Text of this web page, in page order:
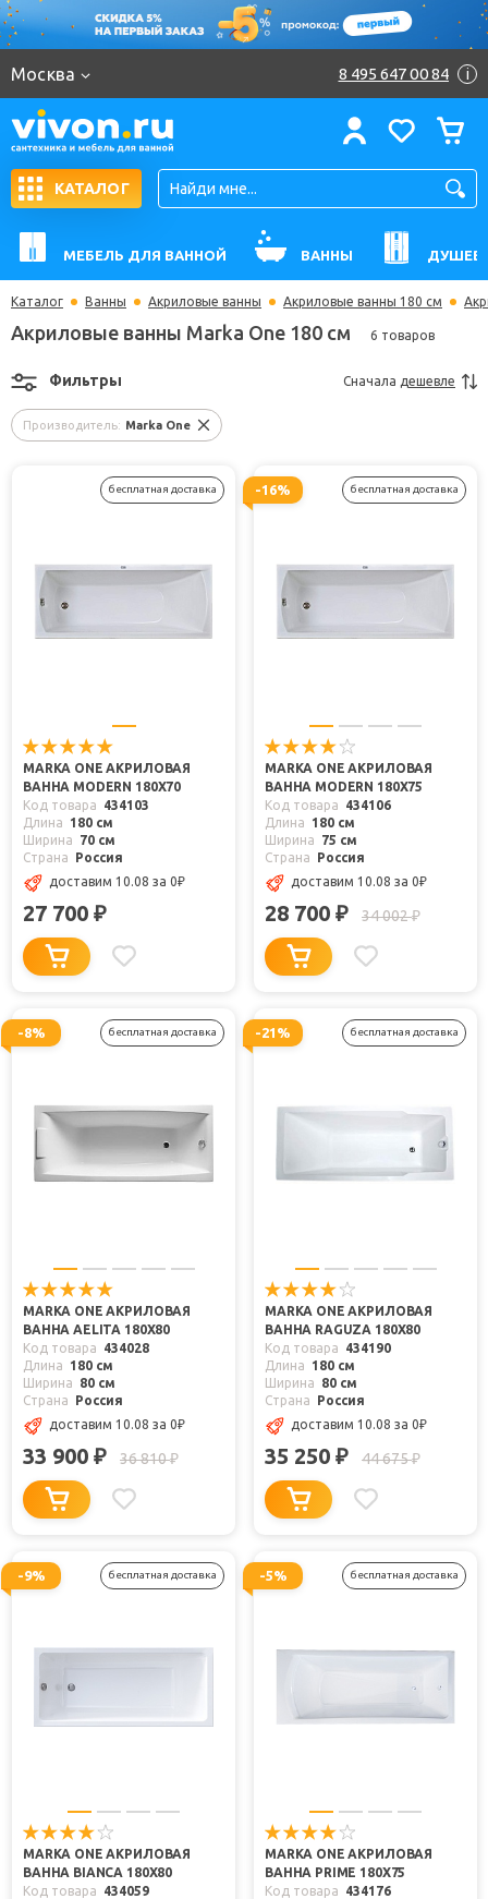
Москва 8 495 647 00 84 i
КАТАЛОГ
МЕБЕЛЬ ДЛЯ ВАННОЙ ВАННЫ
Каталог Ванны Акриловые ванны Акриловые ванны 180 см
Акриловые ванны Marka One 180 см 6 товаров
Производитель: Marka One
Фильтры Сначала дешевле
бесплатная доставка
MARKA ONE АКРИЛОВАЯ
ВАННА MODERN 180X70
Код товара
434103
Длина
180 см
Ширина
70 см
Страна
Россия
доставим 10.08 за 0₽
27 700 ₽
-16% бесплатная доставка
MARKA ONE АКРИЛОВАЯ
ВАННА MODERN 180X75
Код товара
434106
Длина
180 см
Ширина
75 см
Страна
Россия
доставим 10.08 за 0₽
28 700 ₽ 34 002₽
-8% бесплатная доставка
MARKA ONE АКРИЛОВАЯ
ВАННА AELITA 180X80
Код товара
434028
Длина
180 см
Ширина
80 см
Страна
Россия
доставим 10.08 за 0₽
33 900 ₽ 36 810₽
-21% бесплатная доставка
MARKA ONE АКРИЛОВАЯ
ВАННА RAGUZA 180X80
Код товара
434190
Длина
180 см
Ширина
80 см
Страна
Россия
доставим 10.08 за 0₽
35 250 ₽ 44 675₽
-9% бесплатная доставка
MARKA ONE АКРИЛОВАЯ
ВАННА BIANCA 180X80
Код товара
434059
-5% бесплатная доставка
MARKA ONE АКРИЛОВАЯ
ВАННА PRIME 180X75
Код товара
434176